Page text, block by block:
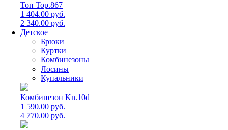
Топ Top.867
1 404.00 руб.
2 340.00 руб.
Детское
Брюки
Куртки
Комбинезоны
Лосины
Купальники
Комбинезон Kn.10d
1 590.00 руб.
4 770.00 руб.